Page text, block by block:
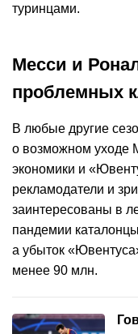
туринцами.
Месси и
проблемных
В любые другие
о возможном уходе
экономики и
рекламодатели и
заинтересованы в
пандемии
а убыток
менее 90 млн.